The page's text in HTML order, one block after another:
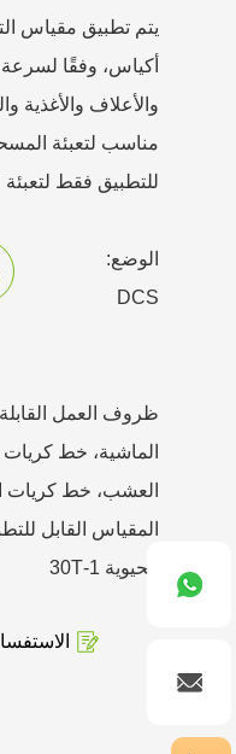
يتم تطبيق مقياس
أكياس، وفقًا
والأعلاف والأغذية
مناسب لتعبئة
للتطبيق فقط
الوضع:
DCS
ظروف العمل
الماشية، خط
العشب، خط كريات
الحيوية 1-30T